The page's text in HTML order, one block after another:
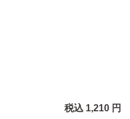
税込 1,210 円